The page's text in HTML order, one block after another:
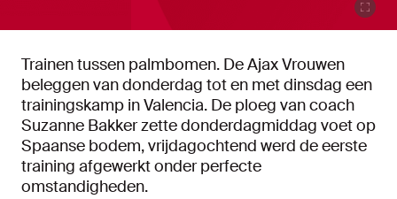
Trainen tussen palmbomen. De Ajax Vrouwen
beleggen van donderdag tot en met dinsdag een
trainingskamp in Valencia. De ploeg van coach
Suzanne Bakker zette donderdagmiddag voet op
Spaanse bodem, vrijdagochtend werd de eerste
training afgewerkt onder perfecte
omstandigheden.